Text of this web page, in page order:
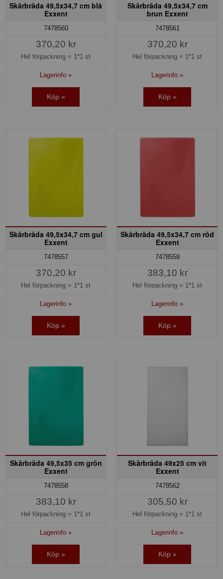
Skärbräda 49,5x34,7 cm blå
Exxent
7478560
370,20 kr
Hel förpackning = 1*1 st
Lagerinfo »
Köp »
Skärbräda 49,5x34,7 cm
brun Exxent
7478561
370,20 kr
Hel förpackning = 1*1 st
Lagerinfo »
Köp »
Skärbräda 49,5x34,7 cm gul
Exxent
7478557
370,20 kr
Hel förpackning = 1*1 st
Lagerinfo »
Köp »
Skärbräda 49,5x34,7 cm röd
Exxent
7478559
383,10 kr
Hel förpackning = 1*1 st
Lagerinfo »
Köp »
Skärbräda 49,5x35 cm grön
Exxent
7478558
383,10 kr
Hel förpackning = 1*1 st
Lagerinfo »
Köp »
Skärbräda 49x25 cm vit
Exxent
7478562
305,50 kr
Hel förpackning = 1*1 st
Lagerinfo »
Köp »